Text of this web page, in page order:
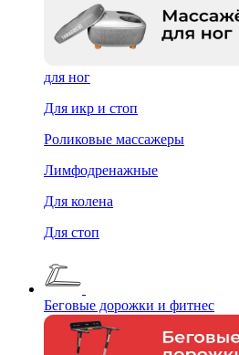
для ног
Для икр и стоп
Роликовые массажеры
Лимфодренажные
Для колена
Для стоп
Беговые дорожки и фитнес